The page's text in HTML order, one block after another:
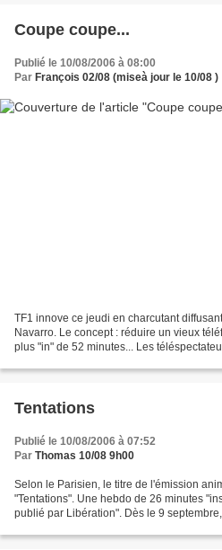
Coupe coupe...
Publié le 10/08/2006 à 08:00
Par François 02/08 (miseà jour le 10/08 )
TF1 innove ce jeudi en charcutant
Navarro. Le concept : réduire un vieux
plus "in" de 52 minutes... Les
Tentations
Publié le 10/08/2006 à 07:52
Par Thomas 10/08 9h00
Selon le Parisien, le titre de l'émission
"Tentations". Une hebdo de 26 minutes
publié par Libération". Dès le 9